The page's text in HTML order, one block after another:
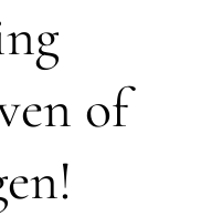
of